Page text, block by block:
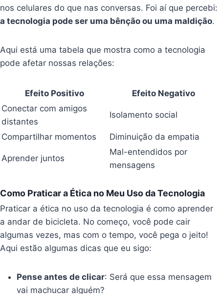
nos celulares do que nas conversas. Foi aí que percebi:
a tecnologia pode ser uma bênção ou uma maldição.
Aqui está uma tabela que mostra como a tecnologia
pode afetar nossas relações:
Efeito Positivo
Efeito Negativo
Conectar com amigos
distantes
Isolamento social
Compartilhar momentos Diminuição da empatia
Aprender juntos
Mal-entendidos por
mensagens
Como Praticar a Ética no Meu Uso da Tecnologia
Praticar a ética no uso da tecnologia é como aprender
a andar de bicicleta. No começo, você pode cair
algumas vezes, mas com o tempo, você pega o jeito!
Aqui estão algumas dicas que eu sigo:
Pense antes de clicar: Será que essa mensagem
vai machucar alguém?